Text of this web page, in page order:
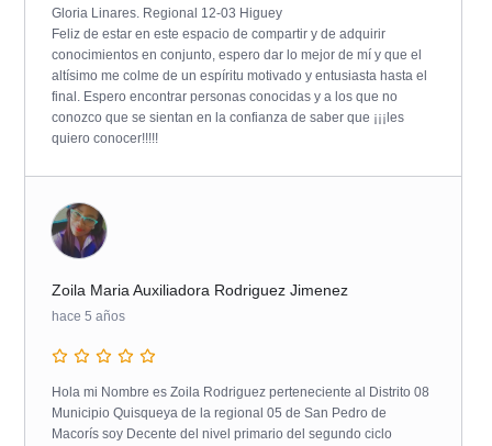
Gloria Linares. Regional 12-03 Higuey
Feliz de estar en este espacio de compartir y de adquirir
conocimientos en conjunto, espero dar lo mejor de mí y que el
altísimo me colme de un espíritu motivado y entusiasta hasta el
final. Espero encontrar personas conocidas y a los que no
conozco que se sientan en la confianza de saber que ¡¡¡les
quiero conocer!!!!!
Zoila Maria Auxiliadora Rodriguez Jimenez
hace 5 años
Hola mi Nombre es Zoila Rodriguez perteneciente al Distrito 08
Municipio Quisqueya de la regional 05 de San Pedro de
Macorís soy Decente del nivel primario del segundo ciclo